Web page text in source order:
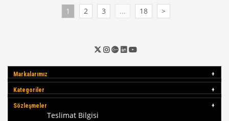
1 2 3 ... 18 >
Markalarımız
Kategoriler
Sözleşmeler
Teslimat Bilgisi